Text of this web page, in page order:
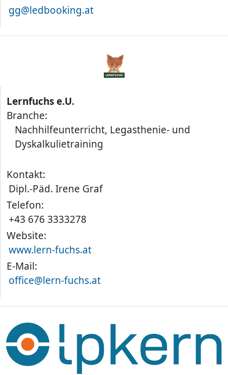
gg@ledbooking.at
Lernfuchs e.U.
Branche:
Nachhilfeunterricht, Legasthenie- und
Dyskalkulietraining
Kontakt:
Dipl.-Päd. Irene Graf
Telefon:
+43 676 3333278
Website:
www.lern-fuchs.at
E-Mail:
office@lern-fuchs.at